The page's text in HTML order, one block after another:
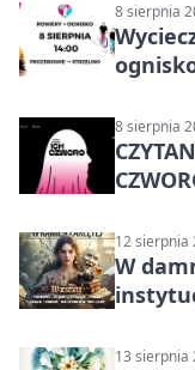
8 sierpnia
8 sierpnia
12 sierpnia
W
13 sierpnia